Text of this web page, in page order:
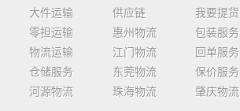
大件运输
零担运输
物流运输
仓储服务
河源物流
供应链
惠州物流
江门物流
东莞物流
珠海物流
我要提货
包装服务
回单服务
保价服务
肇庆物流